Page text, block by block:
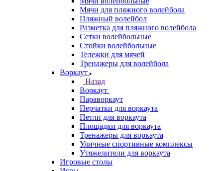
Мячи для пляжного волейбола
Пляжный волейбол
Разметка для пляжного волейбола
Сетки волейбольные
Стойки волейбольные
Тележки для мячей
Тренажеры для волейбола
Воркаут
Назад
Воркаут
Параворкаут
Перчатки для воркаута
Петли для воркаута
Площадки для воркаута
Тренажеры для воркаута
Уличные спортивные комплексы
Утяжелители для воркаута
Игровые столы